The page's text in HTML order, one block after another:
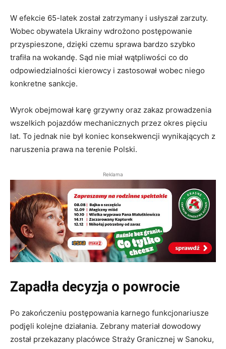
W efekcie 65-latek został zatrzymany i usłyszał zarzuty.
Wobec obywatela Ukrainy wdrożono postępowanie
przyspieszone, dzięki czemu sprawa bardzo szybko
trafiła na wokandę. Sąd nie miał wątpliwości co do
odpowiedzialności kierowcy i zastosował wobec niego
konkretne sankcje.
Wyrok obejmował karę grzywny oraz zakaz prowadzenia
wszelkich pojazdów mechanicznych przez okres pięciu
lat. To jednak nie był koniec konsekwencji wynikających z
naruszenia prawa na terenie Polski.
Reklama
Zapadła decyzja o powrocie
Po zakończeniu postępowania karnego funkcjonariusze
podjęli kolejne działania. Zebrany materiał dowodowy
został przekazany placówce Straży Granicznej w Sanoku,